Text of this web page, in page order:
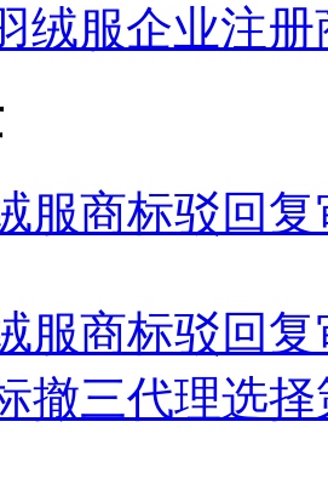
绒服企业注
服商标驳回
服商标驳回
撤三代理选